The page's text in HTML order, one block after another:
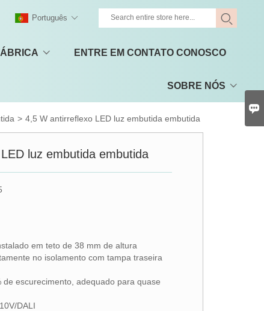
ENTRE EM CONTATO CONOSCO
SOBRE NÓS
Português
> 4,5 W antirreflexo LED luz embutida embutida
luz embutida embutida
em teto de 38 mm de altura
no isolamento com tampa traseira
de escurecimento, adequado para quase
DALI
